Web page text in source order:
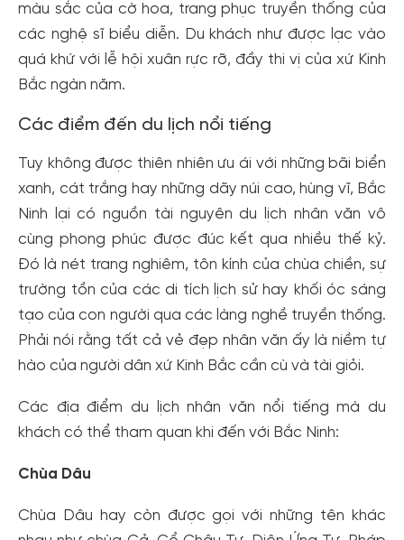
màu sắc của cờ hoa, trang phục truyền thống của
các nghệ sĩ biểu diễn. Du khách như được lạc vào
quá khứ với lễ hội xuân rực rỡ, đầy thi vị của xứ Kinh
Bắc ngàn năm.
Các điểm đến du lịch nổi tiếng
Tuy không được thiên nhiên ưu ái với những bãi biển
xanh, cát trắng hay những dãy núi cao, hùng vĩ, Bắc
Ninh lại có nguồn tài nguyên du lịch nhân văn vô
cùng phong phúc được đúc kết qua nhiều thế kỷ.
Đó là nét trang nghiêm, tôn kính của chùa chiền, sự
trường tồn của các di tích lịch sử hay khối óc sáng
tạo của con người qua các làng nghề truyền thống.
Phải nói rằng tất cả vẻ đẹp nhân văn ấy là niềm tự
hào của người dân xứ Kinh Bắc cần cù và tài giỏi.
Các địa điểm du lịch nhân văn nổi tiếng mà du
khách có thể tham quan khi đến với Bắc Ninh:
Chùa Dâu
Chùa Dâu hay còn được gọi với những tên khác